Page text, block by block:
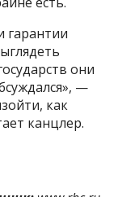
гарантии
они
—
как
канцлер.